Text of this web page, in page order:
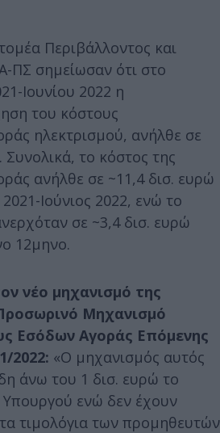
Περιβάλλοντος και
ΠΣ σημείωσαν ότι στο
Ιουνίου 2022 η
του κόστους
ηλεκτρισμού, ανήλθε σε
το κόστος της
ανήλθε σε ~11,4 δισ. ευρώ
Ιούνιος 2022, ενώ το
σε ~3,4 δισ. ευρώ
12μηνο.
νέο μηχανισμό της
Μηχανισμό
Εσόδων Αγοράς Επόμενης
2022: «Ο μηχανισμός αυτός
άνω του 1 δισ. ευρώ το
ενώ δεν έχουν
τιμολόγια των προμηθευτών